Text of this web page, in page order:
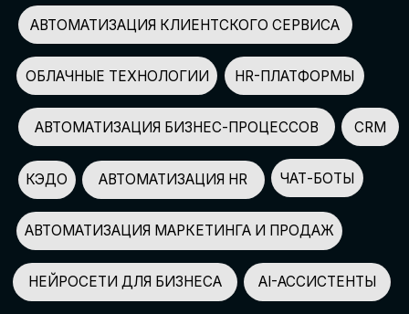
СПИКЕРОВ
150+
ПАРТНЕРОВ
100+
УЧАСТНИКОВ
2500+
GLOBAL TECH FORUM –